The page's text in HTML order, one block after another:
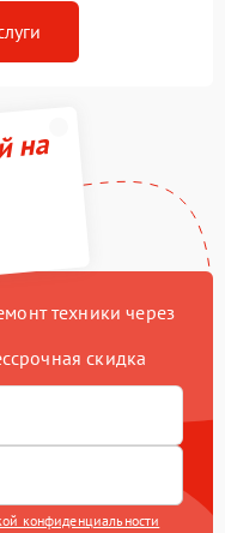
на
техники через
скидка
конфиденциальности